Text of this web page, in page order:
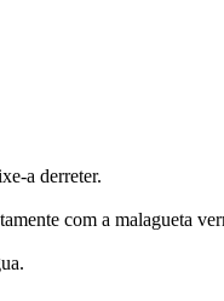
a derreter.
com a malagueta